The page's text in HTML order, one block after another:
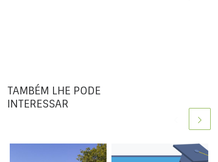
TAMBÉM LHE PODE
INTERESSAR